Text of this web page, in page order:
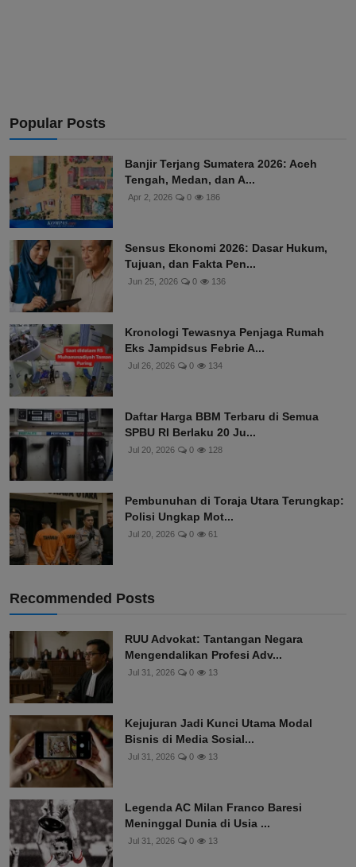
Popular Posts
Banjir Terjang Sumatera 2026: Aceh
Tengah, Medan, dan A...
Apr 2, 2026 0 186
Sensus Ekonomi 2026: Dasar Hukum,
Tujuan, dan Fakta Pen...
Jun 25, 2026 0 136
Kronologi Tewasnya Penjaga Rumah
Eks Jampidsus Febrie A...
Jul 26, 2026 0 134
Daftar Harga BBM Terbaru di Semua
SPBU RI Berlaku 20 Ju...
Jul 20, 2026 0 128
Pembunuhan di Toraja Utara Terungkap:
Polisi Ungkap Mot...
Jul 20, 2026 0 61
Recommended Posts
RUU Advokat: Tantangan Negara
Mengendalikan Profesi Adv...
Jul 31, 2026 0 13
Kejujuran Jadi Kunci Utama Modal
Bisnis di Media Sosial...
Jul 31, 2026 0 13
Legenda AC Milan Franco Baresi
Meninggal Dunia di Usia ...
Jul 31, 2026 0 13